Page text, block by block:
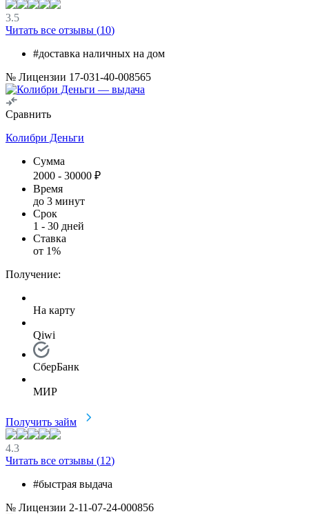
3.5
Читать все отзывы (10)
#доставка наличных на дом
№ Лицензии 17-031-40-008565
Сравнить
Колибри Деньги
Сумма
2000 - 30000 ₽
Время
до 3 минут
Срок
1 - 30 дней
Ставка
от 1%
Получение:
На карту
Qiwi
СберБанк
МИР
Получить займ
4.3
Читать все отзывы (12)
#быстрая выдача
№ Лицензии 2-11-07-24-000856